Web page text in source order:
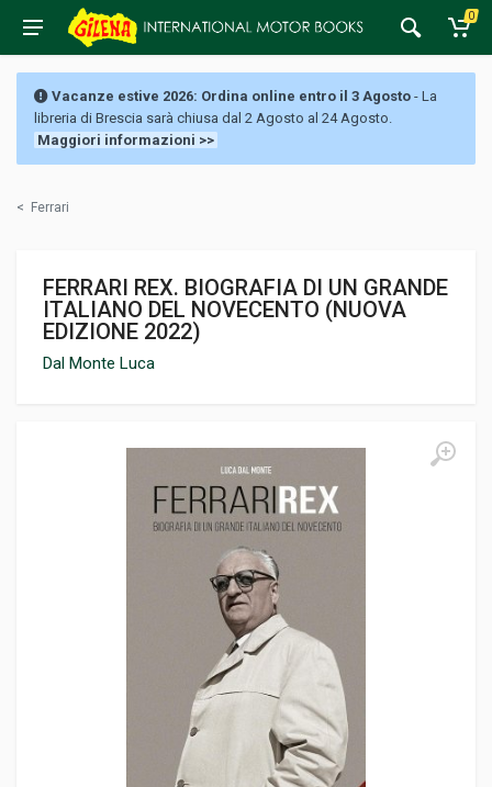
0
Vacanze estive 2026: Ordina online entro il 3 Agosto - La
libreria di Brescia sarà chiusa dal 2 Agosto al 24 Agosto.
Maggiori informazioni >>
< Ferrari
FERRARI REX. BIOGRAFIA DI UN GRANDE
ITALIANO DEL NOVECENTO (NUOVA
EDIZIONE 2022)
Dal Monte Luca